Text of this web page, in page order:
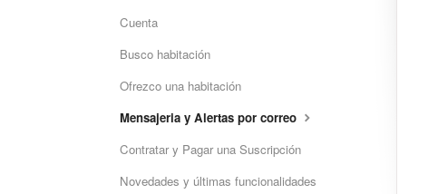
Cuenta
Busco habitación
Ofrezco una habitación
Mensajeria y Alertas por correo
Contratar y Pagar una Suscripción
Novedades y últimas funcionalidades